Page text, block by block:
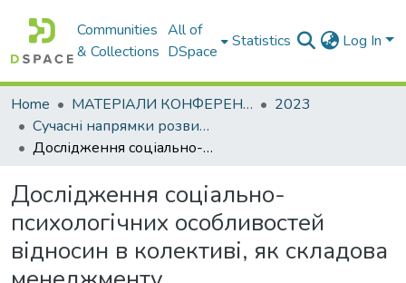
Communities
& Collections
All of
DSpace
Statistics Log In
Home МАТЕРІАЛИ КОНФЕРЕНЦІЙ
2023
Сучасні напрямки розвитку економіки і менеджменту підприємств України
Дослідження соціально-психологічних особливостей відносин в колективі, як складова менеджменту
Дослідження соціально-
психологічних особливостей
відносин в колективі, як складова